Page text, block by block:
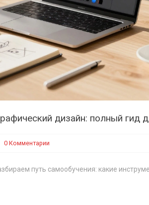
дизайн: полный гид
0 Комментарии
путь самообучения: какие